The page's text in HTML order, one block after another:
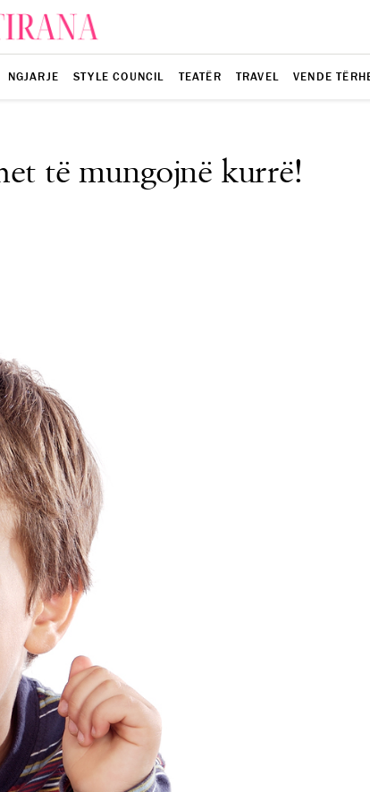
NGJARJE STYLE COUNCIL TEATËR TRAVEL VENDE
të mungojnë kurrë!